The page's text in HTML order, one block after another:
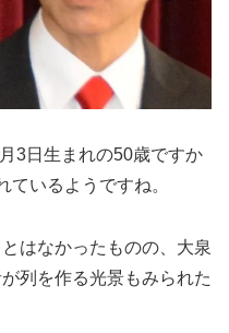
3日生まれの50歳ですか
ているようですね。
はなかったものの、大泉
列を作る光景もみられた